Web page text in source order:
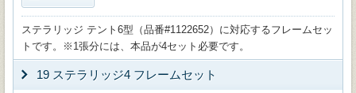
ステラリッジ テント6型（品番#1122652）に対応するフレームセッ
トです。※1張分には、本品が4セット必要です。
19 ステラリッジ4 フレームセット